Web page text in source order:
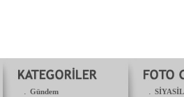
. Gündem .